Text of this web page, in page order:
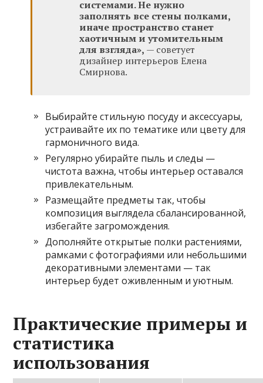
системами. Не нужно
заполнять все стены полками,
иначе пространство станет
хаотичным и утомительным
для взгляда», — советует
дизайнер интерьеров Елена
Смирнова.
Выбирайте стильную посуду и аксессуары,
устраивайте их по тематике или цвету для
гармоничного вида.
Регулярно убирайте пыль и следы —
чистота важна, чтобы интерьер оставался
привлекательным.
Размещайте предметы так, чтобы
композиция выглядела сбалансированной,
избегайте загромождения.
Дополняйте открытые полки растениями,
рамками с фотографиями или небольшими
декоративными элементами — так
интерьер будет оживленным и уютным.
Практические примеры и
статистика
использования